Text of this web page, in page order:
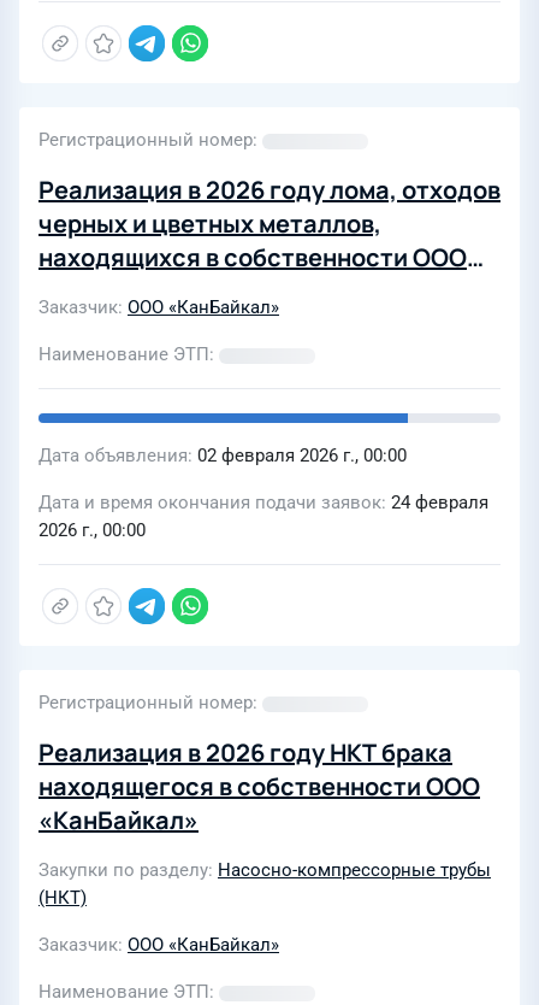
Регистрационный номер
Реализация в 2026 году лома, отходов
черных и цветных металлов,
находящихся в собственности ООО
Заказчик ООО «КанБайкал»
Наименование ЭТП
Дата объявления 02 февраля 2026 г., 00:00
Дата и время окончания подачи заявок 24 февраля
2026 г., 00:00
Регистрационный номер
Реализация в 2026 году НКТ брака
находящегося в собственности ООО
«КанБайкал»
Закупки по разделу Насосно-компрессорные трубы
(НКТ)
Заказчик ООО «КанБайкал»
Наименование ЭТП